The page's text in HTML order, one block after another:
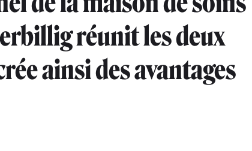
réunit les deux
ainsi des avantages